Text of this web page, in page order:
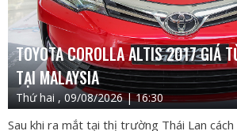
TOYOTA COROLLA ALTIS 2017 GIÁ
TẠI MALAYSIA
Thứ hai , 09/08/2026 | 16:30
Sau khi ra mắt tại thị trường Thái Lan